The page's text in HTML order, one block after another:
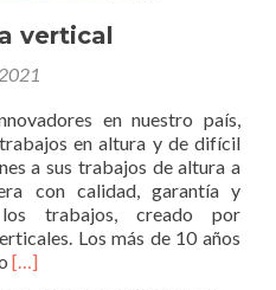
vertical
en nuestro país,
en altura y de difícil
a sus trabajos de altura a
con calidad, garantía y
trabajos, creado por
Los más de 10 años
Read
[…]